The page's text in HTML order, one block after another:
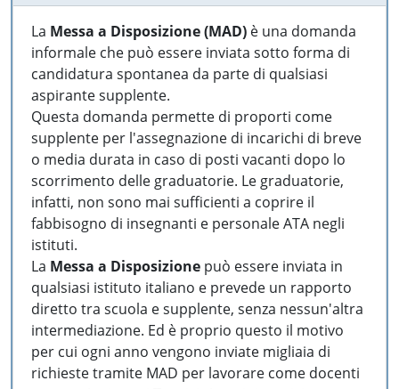
La Messa a Disposizione (MAD) è una domanda
informale che può essere inviata sotto forma di
candidatura spontanea da parte di qualsiasi
aspirante supplente.
Questa domanda permette di proporti come
supplente per l'assegnazione di incarichi di breve
o media durata in caso di posti vacanti dopo lo
scorrimento delle graduatorie. Le graduatorie,
infatti, non sono mai sufficienti a coprire il
fabbisogno di insegnanti e personale ATA negli
istituti.
La Messa a Disposizione può essere inviata in
qualsiasi istituto italiano e prevede un rapporto
diretto tra scuola e supplente, senza nessun'altra
intermediazione. Ed è proprio questo il motivo
per cui ogni anno vengono inviate migliaia di
richieste tramite MAD per lavorare come docenti